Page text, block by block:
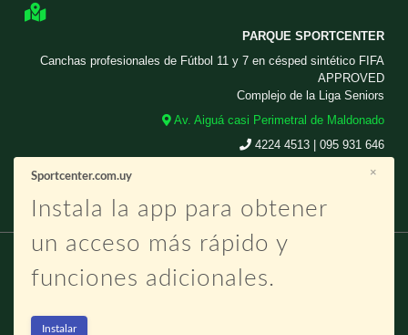
PARQUE SPORTCENTER
Canchas profesionales de Fútbol 11 y 7 en césped sintético FIFA
APPROVED
Complejo de la Liga Seniors
Av. Aiguá casi Perimetral de Maldonado
4224 4513 | 095 931 646
reservas@sportcenter.com.uy
Copyright © 2026 | Diseñado por
×
Sportcenter.com.uy
Instala la app para obtener
un acceso más rápido y
funciones adicionales.
Instalar